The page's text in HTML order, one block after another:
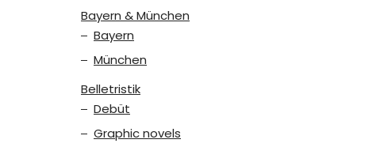
Bayern & München
Bayern
München
Belletristik
Debüt
Graphic novels